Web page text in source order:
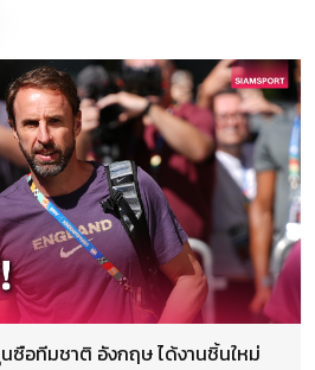
ซือทีมชาติ อังกฤษ ได้งานชิ้นใหม่